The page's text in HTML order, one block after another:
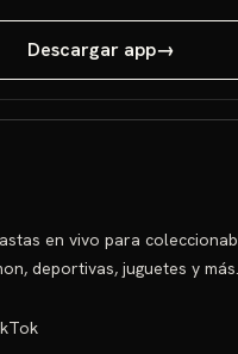
Descargar app→
en vivo para
deportivas, juguetes y más.